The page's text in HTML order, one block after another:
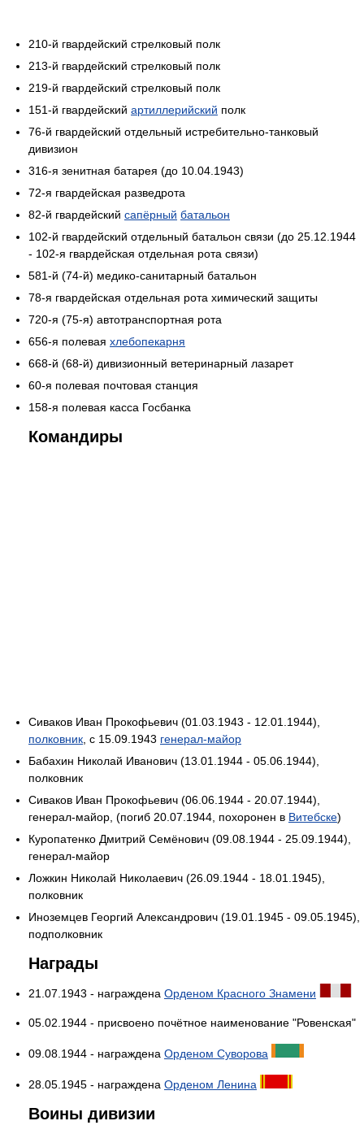
210-й гвардейский стрелковый полк
213-й гвардейский стрелковый полк
219-й гвардейский стрелковый полк
151-й гвардейский артиллерийский полк
76-й гвардейский отдельный истребительно-танковый
дивизион
316-я зенитная батарея (до 10.04.1943)
72-я гвардейская разведрота
82-й гвардейский сапёрный батальон
102-й гвардейский отдельный батальон связи (до 25.12.1944
- 102-я гвардейская отдельная рота связи)
581-й (74-й) медико-санитарный батальон
78-я гвардейская отдельная рота химический защиты
720-я (75-я) автотранспортная рота
656-я полевая хлебопекарня
668-й (68-й) дивизионный ветеринарный лазарет
60-я полевая почтовая станция
158-я полевая касса Госбанка
Командиры
Сиваков Иван Прокофьевич (01.03.1943 - 12.01.1944),
полковник , с 15.09.1943 генерал-майор
Бабахин Николай Иванович (13.01.1944 - 05.06.1944),
полковник
Сиваков Иван Прокофьевич (06.06.1944 - 20.07.1944),
генерал-майор, (погиб 20.07.1944, похоронен в Витебске)
Куропатенко Дмитрий Семёнович (09.08.1944 - 25.09.1944),
генерал-майор
Ложкин Николай Николаевич (26.09.1944 - 18.01.1945),
полковник
Иноземцев Георгий Александрович (19.01.1945 - 09.05.1945),
подполковник
Награды
21.07.1943 - награждена Орденом Красного Знамени
05.02.1944 - присвоено почётное наименование "Ровенская"
09.08.1944 - награждена Орденом Суворова
28.05.1945 - награждена Орденом Ленина
Воины дивизии